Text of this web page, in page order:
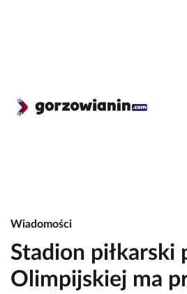
Wiadomości
Stadion piłkarski
Olimpijskiej ma